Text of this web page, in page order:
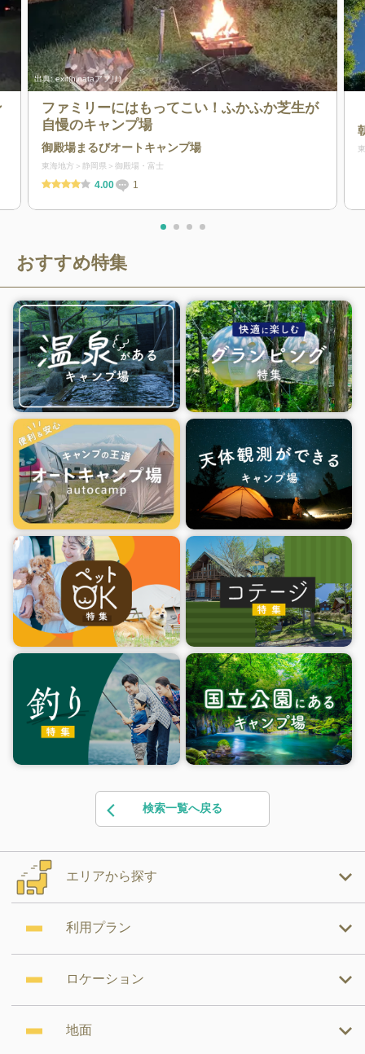
出典:exit(hinataアプリ)
ファミリーにはもってこい！ふかふか芝生が
自慢のキャンプ場
御殿場まるびオートキャンプ場
東海地方 静岡県 御殿場・富士
4.00 1
おすすめ特集
検索一覧へ戻る
エリアから探す
利用プラン
ロケーション
地面